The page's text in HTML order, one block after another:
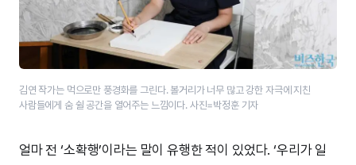
김연 작가는 먹으로만 풍경화를 그린다. 볼거리가 너무 많고 강한 자극에 지친
사람들에게 숨 쉴 공간을 열어주는 느낌이다. 사진=박정훈 기자
얼마 전 ‘소확행’이라는 말이 유행한 적이 있었다. ‘우리가 일